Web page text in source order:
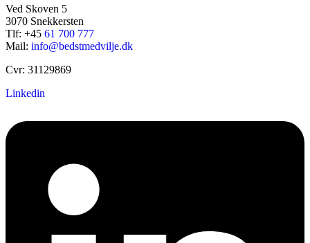
Ved Skoven 5
3070 Snekkersten
Tlf: +45 61 700 777
Mail: info@bedstmedvilje.dk
Cvr: 31129869
Linkedin